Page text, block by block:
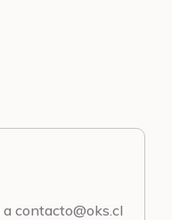
contacto@oks.cl